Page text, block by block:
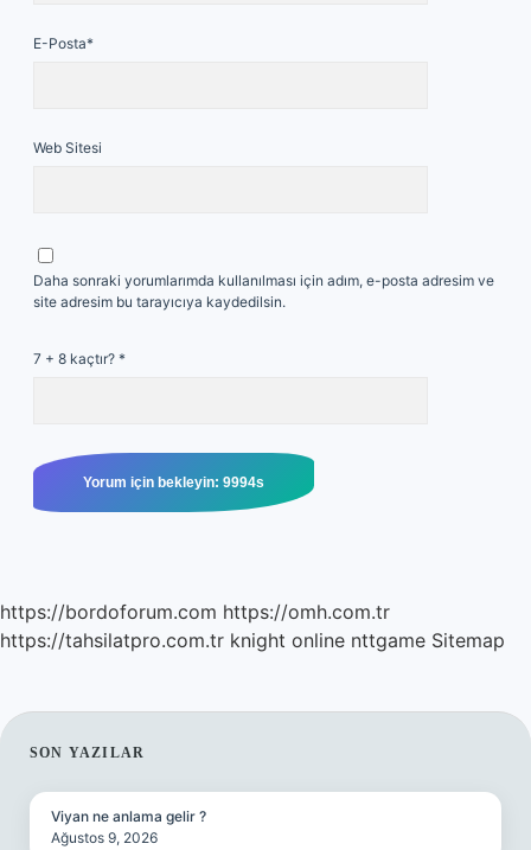
E-Posta*
Web Sitesi
Daha sonraki yorumlarımda kullanılması için adım, e-posta adresim ve
site adresim bu tarayıcıya kaydedilsin.
7 + 8 kaçtır? *
https://bordoforum.com https://omh.com.tr
https://tahsilatpro.com.tr knight online nttgame Sitemap
SIDEBAR
SON YAZILAR
Viyan ne anlama gelir ?
Ağustos 9, 2026